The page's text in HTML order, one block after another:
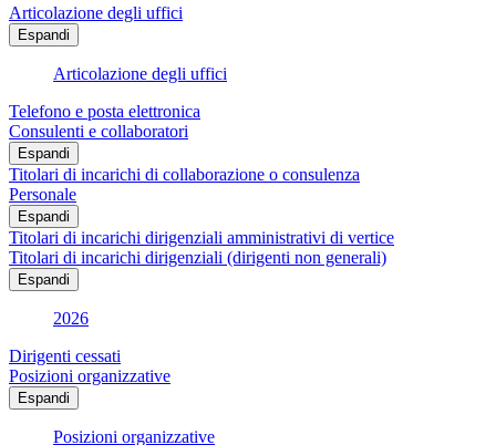
Articolazione degli uffici
Espandi
Articolazione degli uffici
Telefono e posta elettronica
Consulenti e collaboratori
Espandi
Titolari di incarichi di collaborazione o consulenza
Personale
Espandi
Titolari di incarichi dirigenziali amministrativi di vertice
Titolari di incarichi dirigenziali (dirigenti non generali)
Espandi
2026
Dirigenti cessati
Posizioni organizzative
Espandi
Posizioni organizzative